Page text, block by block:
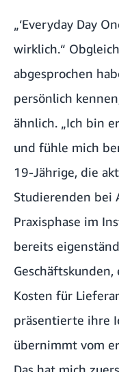
„‘Everyday Day
wirklich.“
abgesprochen
persönlich
ähnlich. „Ich bin
und fühle mich
19-Jährige, die
Studierenden bei
Praxisphase im
bereits
Kosten für
präsentierte ihre
übernimmt vom